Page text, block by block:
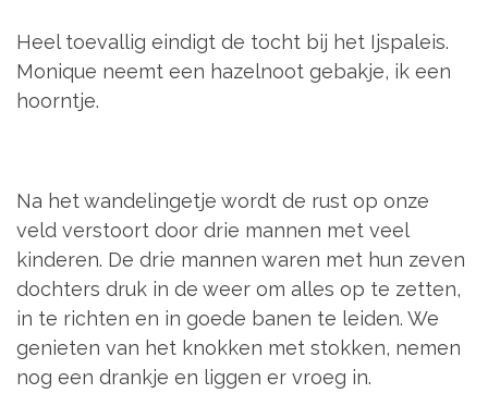
Heel toevallig eindigt de tocht bij het Ijspaleis.
Monique neemt een hazelnoot gebakje, ik een
hoorntje.
Na het wandelingetje wordt de rust op onze
veld verstoort door drie mannen met veel
kinderen. De drie mannen waren met hun zeven
dochters druk in de weer om alles op te zetten,
in te richten en in goede banen te leiden. We
genieten van het knokken met stokken, nemen
nog een drankje en liggen er vroeg in.